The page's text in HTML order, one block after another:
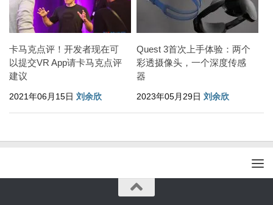
卡马克点评！开发者现在可
以提交VR App请卡马克点评
建议
2021年06月15日 刘余欣
Quest 3首次上手体验：两个
彩透摄像头，一个深度传感
器
2023年05月29日 刘余欣